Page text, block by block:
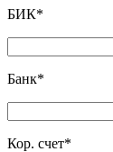
БИК*
Банк*
Кор. счет*